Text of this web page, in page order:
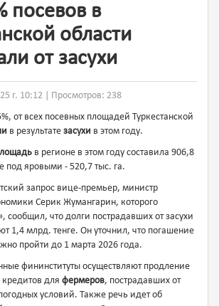
посевов в
области
от засухи
г. 10:12 | Просмотров: 238
от всех посевных площадей Туркестанской
в результате засухи в этом году.
в регионе в этом году составила 906,8
под яровыми - 520,7 тыс. га.
запрос вице-премьер, министр
Серик Жумангарин, которого
сообщил, что долги пострадавших от засухи
1,4 млрд. тенге. Он уточнил, что погашение
пройти до 1 марта 2026 года.
фининституты осуществляют продление
для фермеров, пострадавших от
условий. Также речь идет об